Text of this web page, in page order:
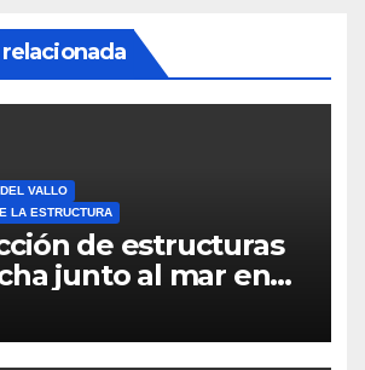
VALLO
LA ESTRUCTURA
de estructuras
junto al mar en